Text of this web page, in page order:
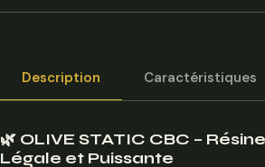
Description Caractéristiques
🌿 OLIVE STATIC CBC –
Légale et Puissante